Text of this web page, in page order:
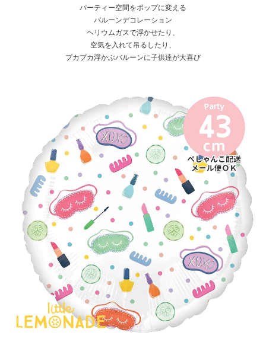
パーティー空間をポップに変える
バルーンデコレーション
ヘリウムガスで浮かせたり、
空気を入れて吊るしたり、
プカプカ浮かぶバルーンに子供達が大喜び